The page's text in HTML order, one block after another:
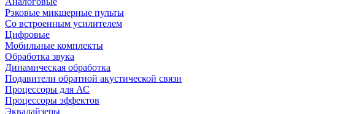
Рэковые микшерные пульты
Со встроенным усилителем
Цифровые
Мобильные комплекты
Обработка звука
Динамическая обработка
Подавители обратной акустической связи
Процессоры для АС
Процессоры эффектов
Эквалайзеры